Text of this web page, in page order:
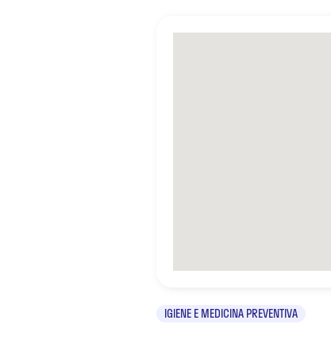
IGIENE E MEDICINA PREVENTIVA